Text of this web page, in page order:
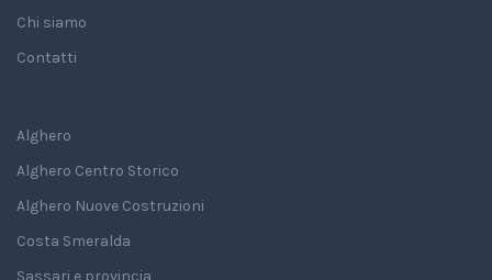
Chi siamo
Contatti
Alghero
Alghero Centro Storico
Alghero Nuove Costruzioni
Costa Smeralda
Sassari e provincia